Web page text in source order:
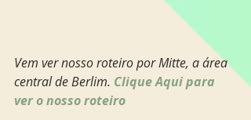
Vem ver nosso roteiro por Mitte, a área
central de Berlim. Clique Aqui para
ver o nosso roteiro